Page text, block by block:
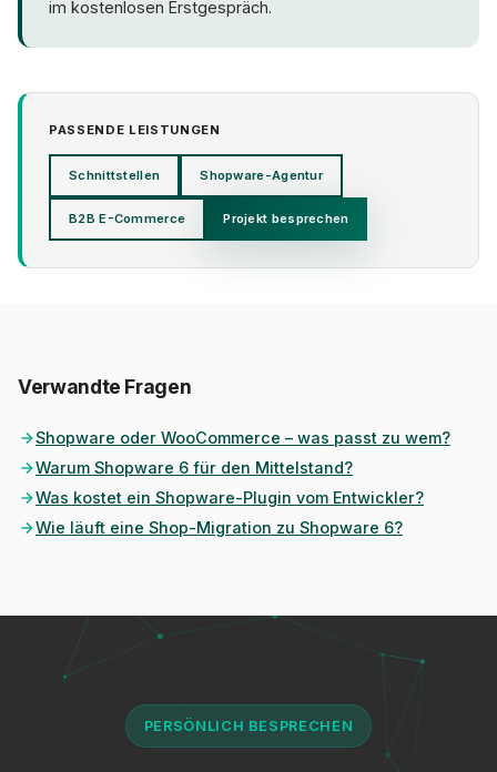
im kostenlosen Erstgespräch.
PASSENDE LEISTUNGEN
Schnittstellen Shopware-Agentur
B2B E-Commerce Projekt besprechen
Verwandte Fragen
Shopware oder WooCommerce – was passt zu wem?
Warum Shopware 6 für den Mittelstand?
Was kostet ein Shopware-Plugin vom Entwickler?
Wie läuft eine Shop-Migration zu Shopware 6?
PERSÖNLICH BESPRECHEN